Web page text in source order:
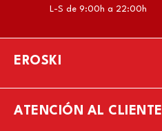
L-S de 9:00h a 22:00h
EROSKI
ATENCIÓN AL CLIENTE